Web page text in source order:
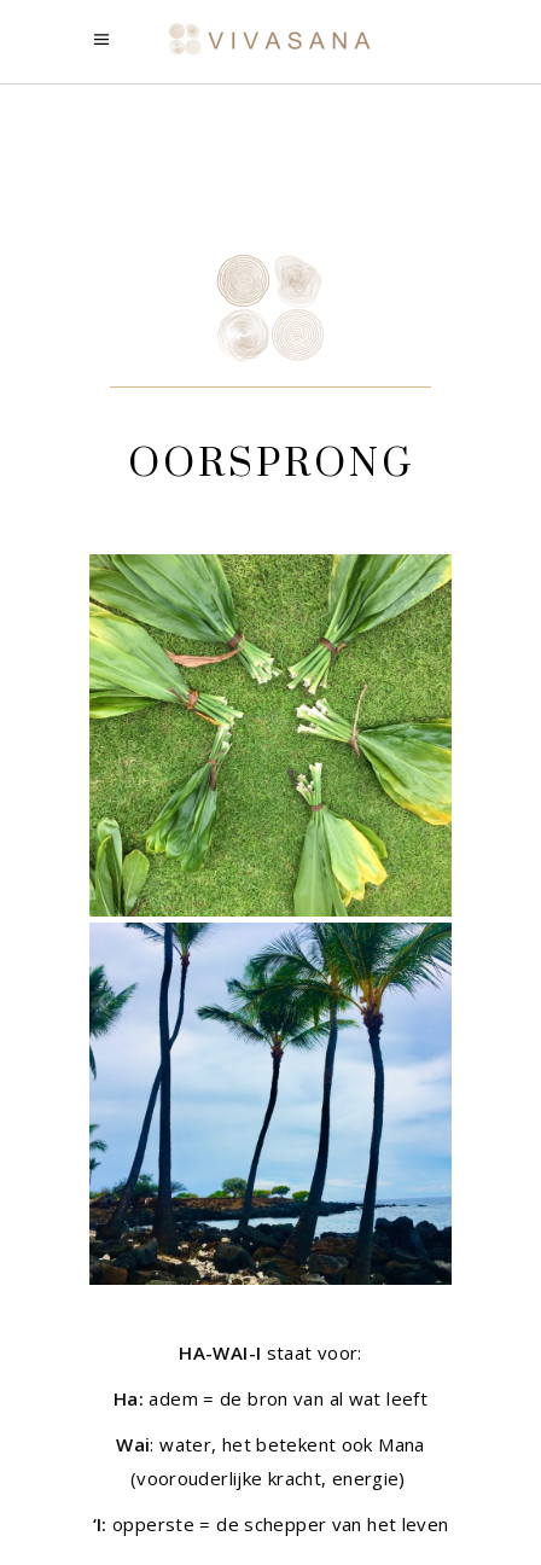
OORSPRONG
HA-WAI-I staat voor:
Ha: adem = de bron van al wat leeft
Wai: water, het betekent ook Mana
(voorouderlijke kracht, energie)
‘I: opperste = de schepper van het leven